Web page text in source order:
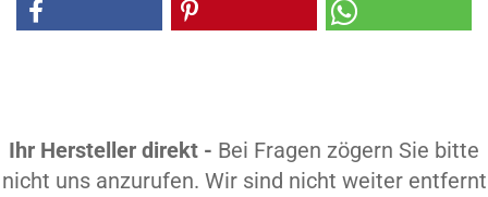
Ihr Hersteller direkt - Bei Fragen zögern Sie bitte
nicht uns anzurufen. Wir sind nicht weiter entfernt